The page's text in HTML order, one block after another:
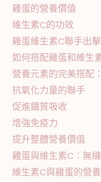
雞蛋的營養價值
維生素C的功效
雞蛋維生素C聯手出擊
如何搭配雞蛋和維生
營養元素的完美搭配
抗氧化力量的聯手
促進鐵質吸收
增強免疫力
提升整體營養價值
雞蛋與維生素C：無
維生素C與雞蛋的營養